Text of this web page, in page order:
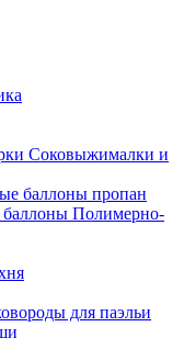
Соковыжималки и
баллоны пропан
Полимерно-
для паэльи